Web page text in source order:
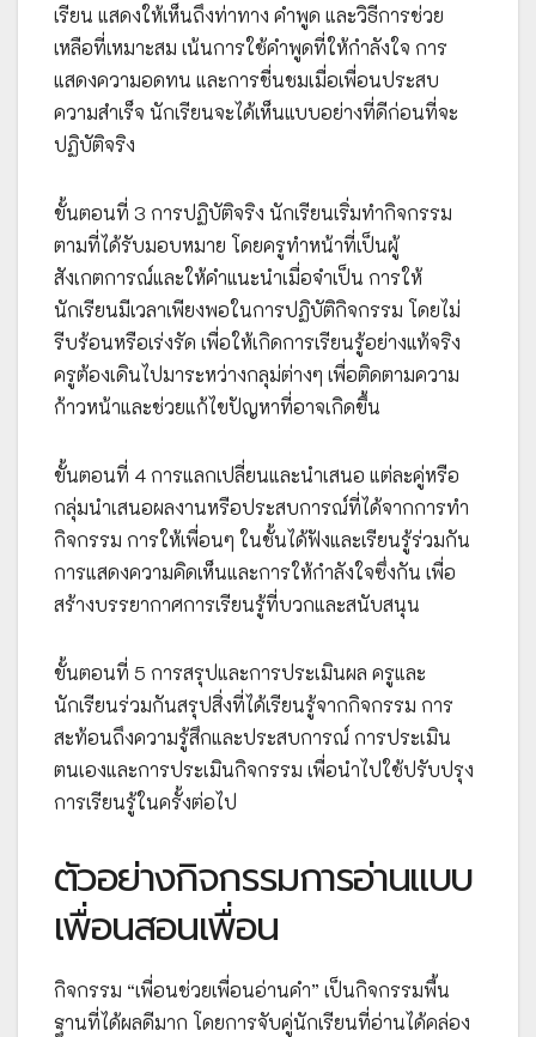
เรียน แสดงให้เห็นถึงท่าทาง คำพูด และวิธีการช่วย
เหลือที่เหมาะสม เน้นการใช้คำพูดที่ให้กำลังใจ การ
แสดงความอดทน และการชื่นชมเมื่อเพื่อนประสบ
ความสำเร็จ นักเรียนจะได้เห็นแบบอย่างที่ดีก่อนที่จะ
ปฏิบัติจริง
ขั้นตอนที่ 3 การปฏิบัติจริง นักเรียนเริ่มทำกิจกรรม
ตามที่ได้รับมอบหมาย โดยครูทำหน้าที่เป็นผู้
สังเกตการณ์และให้คำแนะนำเมื่อจำเป็น การให้
นักเรียนมีเวลาเพียงพอในการปฏิบัติกิจกรรม โดยไม่
รีบร้อนหรือเร่งรัด เพื่อให้เกิดการเรียนรู้อย่างแท้จริง
ครูต้องเดินไปมาระหว่างกลุม่ต่างๆ เพื่อติดตามความ
ก้าวหน้าและช่วยแก้ไขปัญหาที่อาจเกิดขึ้น
ขั้นตอนที่ 4 การแลกเปลี่ยนและนำเสนอ แต่ละคู่หรือ
กลุ่มนำเสนอผลงานหรือประสบการณ์ที่ได้จากการทำ
กิจกรรม การให้เพื่อนๆ ในชั้นได้ฟังและเรียนรู้ร่วมกัน
การแสดงความคิดเห็นและการให้กำลังใจซึ่งกัน เพื่อ
สร้างบรรยากาศการเรียนรู้ที่บวกและสนับสนุน
ขั้นตอนที่ 5 การสรุปและการประเมินผล ครูและ
นักเรียนร่วมกันสรุปสิ่งที่ได้เรียนรู้จากกิจกรรม การ
สะท้อนถึงความรู้สึกและประสบการณ์ การประเมิน
ตนเองและการประเมินกิจกรรม เพื่อนำไปใช้ปรับปรุง
การเรียนรู้ในครั้งต่อไป
ตัวอย่างกิจกรรมการอ่านแบบ
เพื่อนสอนเพื่อน
กิจกรรม “เพื่อนช่วยเพื่อนอ่านคำ” เป็นกิจกรรมพื้น
ฐานที่ได้ผลดีมาก โดยการจับคู่นักเรียนที่อ่านได้คล่อง